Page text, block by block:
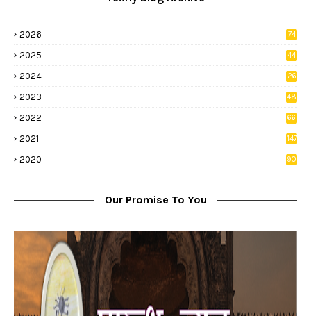
2026
74
2025
44
2024
26
2023 48
2022
66
2021
147
2020
90
Our Promise To You